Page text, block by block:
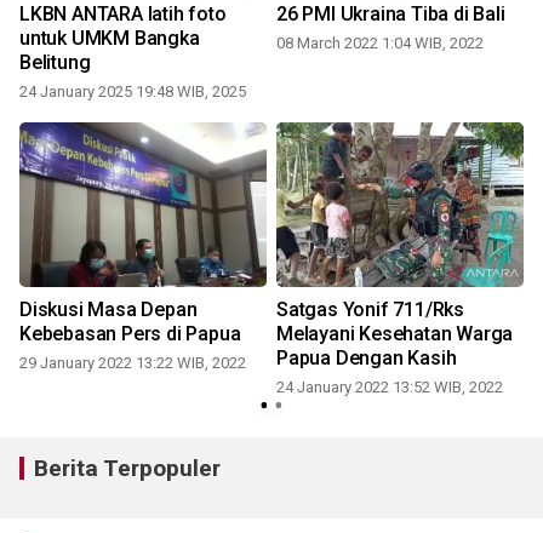
LKBN ANTARA latih foto
untuk UMKM Bangka
Belitung
24 January 2025 19:48 WIB, 2025
26 PMI Ukraina Tiba di Bali
08 March 2022 1:04 WIB, 2022
Diskusi Masa Depan
Kebebasan Pers di Papua
29 January 2022 13:22 WIB, 2022
Satgas Yonif 711/Rks
Melayani Kesehatan Warga
Papua Dengan Kasih
24 January 2022 13:52 WIB, 2022
Berita Terpopuler